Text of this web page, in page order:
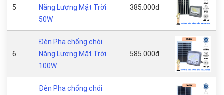
5
Năng Lượng Mặt Trời
50W
385.000đ
6
Đèn Pha chống chói
Năng Lượng Mặt Trời
100W
585.000đ
Đèn Pha chống chói